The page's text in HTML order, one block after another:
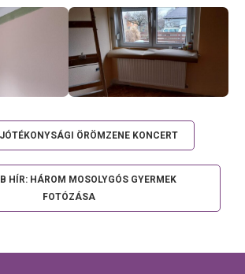
ÖRÖMZENE KONCERT
HÍR: HÁROM MOSOLYGÓS GYERMEK
FOTÓZÁSA